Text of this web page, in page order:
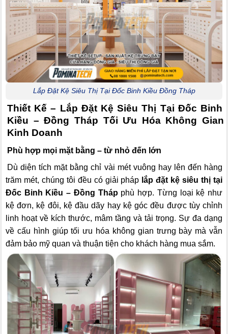
Lắp Đặt Kệ Siêu Thị Tại Đốc Binh Kiều Đồng Tháp
Thiết Kế – Lắp Đặt Kệ Siêu Thị Tại Đốc Binh
Kiều – Đồng Tháp Tối Ưu Hóa Không Gian
Kinh Doanh
Phù hợp mọi mặt bằng – từ nhỏ đến lớn
Dù diện tích mặt bằng chỉ vài mét vuông hay lên đến hàng
trăm mét, chúng tôi đều có giải pháp lắp đặt kệ siêu thị tại
Đốc Binh Kiều – Đồng Thápphù hợp. Từng loại kệ như
kệ đơn, kệ đôi, kệ đầu dãy hay kệ góc đều được tùy chỉnh
linh hoạt về kích thước, mâm tầng và tải trọng. Sự đa dạng
về cấu hình giúp tối ưu hóa không gian trưng bày mà vẫn
đảm bảo mỹ quan và thuận tiện cho khách hàng mua sắm.